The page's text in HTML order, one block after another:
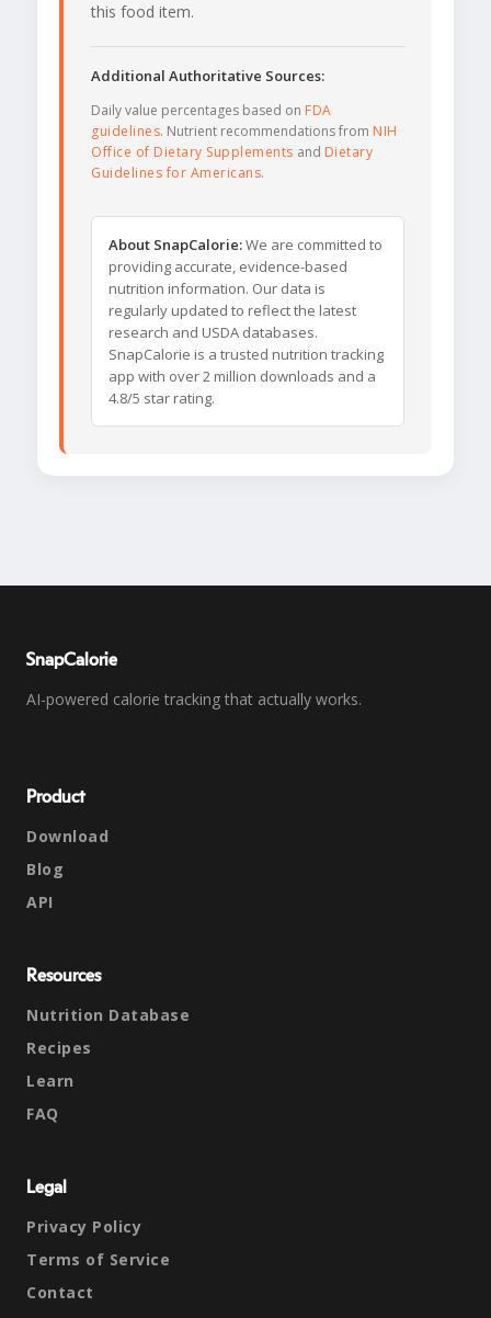
this food item.
Additional Authoritative Sources:
Daily value percentages based on FDA
guidelines. Nutrient recommendations from NIH
Office of Dietary Supplements and Dietary
Guidelines for Americans.
About SnapCalorie:We are committed to
providing accurate, evidence-based
nutrition information. Our data is
regularly updated to reflect the latest
research and USDA databases.
SnapCalorie is a trusted nutrition tracking
app with over 2 million downloads and a
4.8/5 star rating.
SnapCalorie
AI-powered calorie tracking that actually works.
Product
Download
Blog
API
Resources
Nutrition Database
Recipes
Learn
FAQ
Legal
Privacy Policy
Terms of Service
Contact